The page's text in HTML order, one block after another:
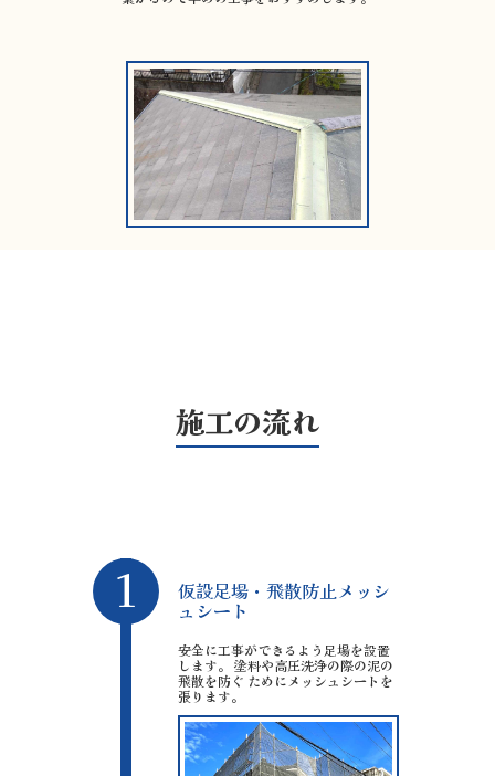
施工の流れ
1 仮設足場・飛散防止メッシ
ュシート
安全に工事ができるよう足場を設置
します。 塗料や高圧洗浄の際の泥の
飛散を防ぐ ためにメッシュシートを
張ります。